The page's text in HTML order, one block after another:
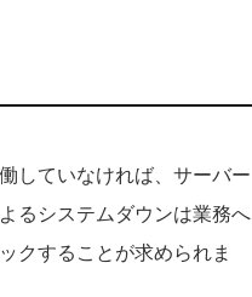
していなければ、サーバー
るシステムダウンは業務へ
クすることが求められま